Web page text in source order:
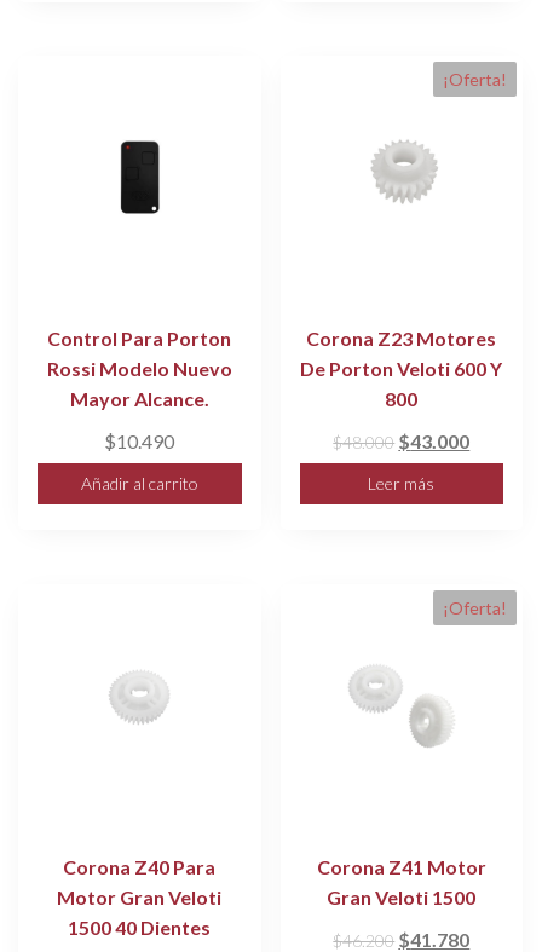
Control Para Porton
Rossi Modelo Nuevo
Mayor Alcance.
$10.490
Añadir al carrito
¡Oferta!
Corona Z23 Motores
De Porton Veloti 600 Y
800
$48.000 El
precio
original
$43.000El
precio
actual
Leer más
Corona Z40 Para
Motor Gran Veloti
1500 40 Dientes
¡Oferta!
Corona Z41 Motor
Gran Veloti 1500
$46.200 El
$41.780El